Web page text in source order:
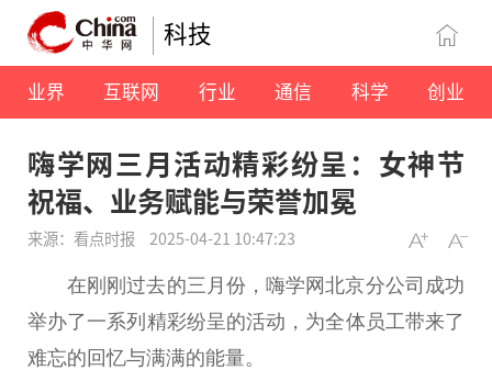
科技
业界 互联网 行业 通信 科学 创业
嗨学网三月活动精彩纷呈：女神节
祝福、业务赋能与荣誉加冕
来源：看点时报 2025-04-21 10:47:23
在刚刚过去的三月份，嗨学网北京分公司成功
举办了一系列精彩纷呈的活动，为全体员工带来了
难忘的回忆与满满的能量。